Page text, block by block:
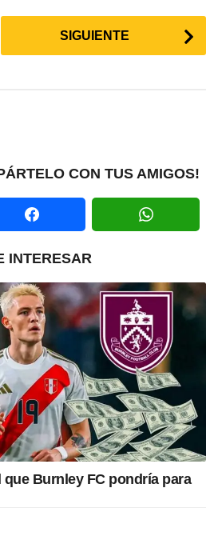
SIGUIENTE
CON TUS AMIGOS!
INTERESAR
Burnley FC pondría para